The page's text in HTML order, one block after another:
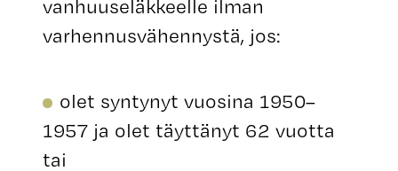
vanhuuseläkkeelle ilman
varhennusvähennystä, jos:
olet syntynyt vuosina 1950–
1957 ja olet täyttänyt 62 vuotta
tai